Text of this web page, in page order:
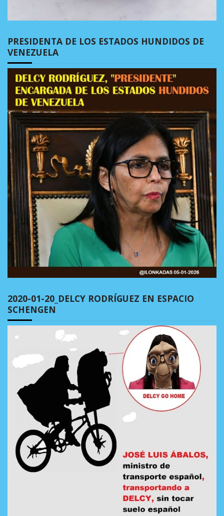
PRESIDENTA DE LOS ESTADOS HUNDIDOS DE
VENEZUELA
2020-01-20_DELCY RODRÍGUEZ EN ESPACIO
SCHENGEN